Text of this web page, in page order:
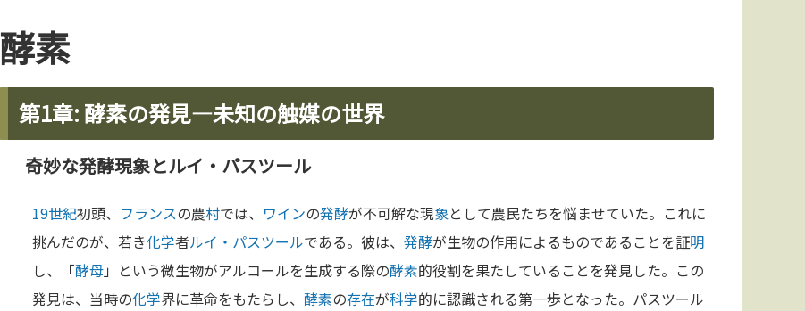
酵素
第1章: 酵素の発見—未知の触媒の世界
奇妙な発酵現象とルイ・パスツール
19世紀初頭、 フランスの農村では、 ワインの発酵が不可解な現象として農民たちを悩ませていた。これに
挑んだのが、若き化学者ルイ・パスツールである。彼は、 発酵が生物の作用によるものであることを証明
し、「酵母」という微生物がアルコールを生成する際の酵素的役割を果たしていることを発見した。この
発見は、当時の化学界に革命をもたらし、 酵素の存在が科学的に認識される第一歩となった。パスツール